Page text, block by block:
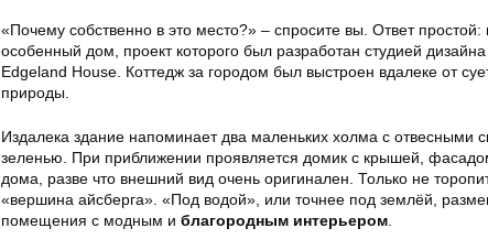
«Почему собственно в это место?» – спросите вы. Ответ
особенный дом, проект которого был разработан студией
Edgeland House. Коттедж за городом был выстроен вдалеке от
природы.
Издалека здание напоминает два маленьких холма с
зеленью. При приближении проявляется домик с крышей,
дома, разве что внешний вид очень оригинален. Только не
«вершина айсберга». «Под водой», или точнее под землёй,
помещения с модным и благородным интерьером